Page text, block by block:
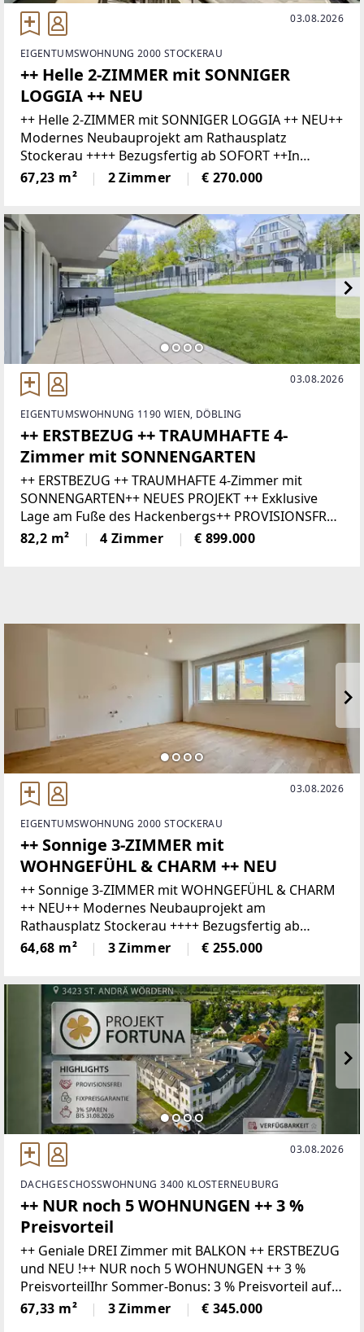
03.08.2026
EIGENTUMSWOHNUNG 2000 STOCKERAU
++ Helle 2-ZIMMER mit SONNIGER
LOGGIA ++ NEU
++ Helle 2-ZIMMER mit SONNIGER LOGGIA ++ NEU++
Modernes Neubauprojekt am Rathausplatz
Stockerau ++++ Bezugsfertig ab SOFORT ++In
erstklassiger Lage von Stockerau, direkt am
Rathausplatz, wurde ein hochwertiges
67,23 m² 2 Zimmer € 270.000
03.08.2026
EIGENTUMSWOHNUNG 1190 WIEN, DÖBLING
++ ERSTBEZUG ++ TRAUMHAFTE 4-
Zimmer mit SONNENGARTEN
++ ERSTBEZUG ++ TRAUMHAFTE 4-Zimmer mit
SONNENGARTEN++ NEUES PROJEKT ++ Exklusive
Lage am Fuße des Hackenbergs++ PROVISIONSFREI
FÜR DEN KÄUFER ++Im wunderschönen Neustift am
Walde im 19. Bezirk versprechen 32
82,2 m² 4 Zimmer € 899.000
03.08.2026
EIGENTUMSWOHNUNG 2000 STOCKERAU
++ Sonnige 3-ZIMMER mit
WOHNGEFÜHL & CHARM ++ NEU
++ Sonnige 3-ZIMMER mit WOHNGEFÜHL & CHARM
++ NEU++ Modernes Neubauprojekt am
Rathausplatz Stockerau ++++ Bezugsfertig ab
SOFORT ++In erstklassiger Lage von Stockerau,
direkt am Rathausplatz, wurde ein hochwertiges
64,68 m² 3 Zimmer € 255.000
03.08.2026
DACHGESCHOSSWOHNUNG 3400 KLOSTERNEUBURG
++ NUR noch 5 WOHNUNGEN ++ 3 %
Preisvorteil
++ Geniale DREI Zimmer mit BALKON ++ ERSTBEZUG
und NEU !++ NUR noch 5 WOHNUNGEN ++ 3 %
PreisvorteilIhr Sommer-Bonus: 3 % Preisvorteil auf
Ihr neues Zuhause!Wer bis 31.08.2026 ein Kaufanbot
für eine Wohnung zum gültigen Listenpreis
67,33 m² 3 Zimmer € 345.000